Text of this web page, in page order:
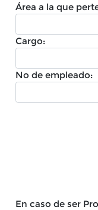
Área a la que
Cargo:
No de empleado:
En caso de ser